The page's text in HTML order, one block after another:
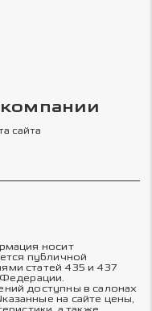
сайта
носит
публичной
статей 435 и 437
доступны в салонах
на сайте цены,